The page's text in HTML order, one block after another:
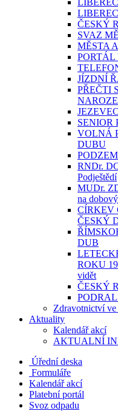
ČESKÝ
SVAZ
MĚSTA
PORTÁL
JÍZDNÍ
PŘEČTI
SENIOR
VOLNÁ
DUBU
RNDr.
Podještědí
MUDr.
na
CÍRKEV
ČESKÝ
DUB
ROKU
vidět
ČESKÝ
Zdravotnictví ve
Aktuality
Kalendář akcí
AKTUALNÍ
Úřední deska
Formuláře
Kalendář akcí
Platební portál
Svoz odpadu